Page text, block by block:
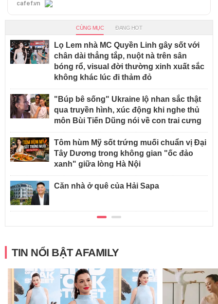
cafef.vn
CÙNG MỤC ĐANG HOT
Lọ Lem nhà MC Quyền Linh gây sốt với
chân dài thẳng tắp, nuột nà trên sân
bóng rổ, visual đời thường xinh xuất sắc
không khác lúc đi thảm đỏ
"Búp bê sống" Ukraine lộ nhan sắc thật
qua truyền hình, xúc động khi nghe thủ
môn Bùi Tiến Dũng nói về con trai cưng
Tôm hùm Mỹ sốt trứng muối chuẩn vị Đại
Tây Dương trong không gian "ốc đảo
xanh" giữa lòng Hà Nội
Căn nhà ở quê của Hải Sapa
TIN NỔI BẬT AFAMILY